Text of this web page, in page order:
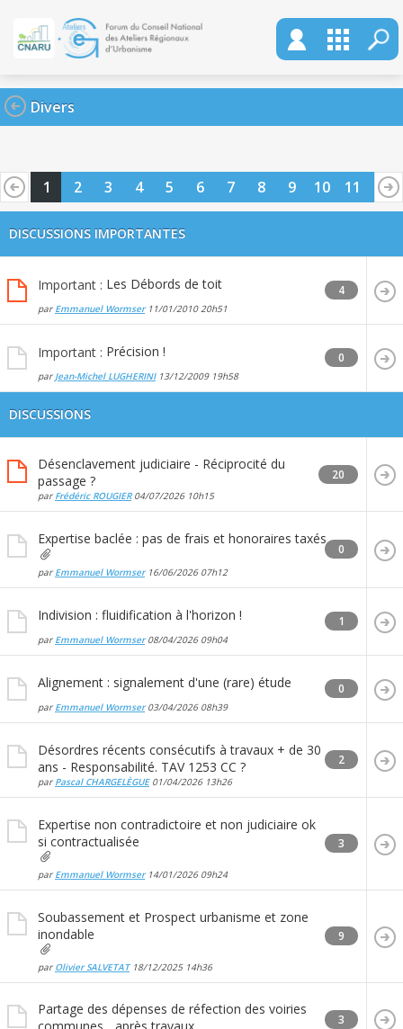
Divers
1 2 3 4 5 6 7 8 9 10 11
12
DISCUSSIONS IMPORTANTES
Important : Les Débords de toit
par Emmanuel Wormser11/01/2010 20h51
4
Important : Précision !
par Jean-Michel LUGHERINI13/12/2009 19h58
0
DISCUSSIONS
Désenclavement judiciaire - Réciprocité du
passage ?
par Frédéric ROUGIER04/07/2026 10h15
20
Expertise baclée : pas de frais et honoraires taxés
par Emmanuel Wormser16/06/2026 07h12
0
Indivision : fluidification à l'horizon !
par Emmanuel Wormser08/04/2026 09h04
1
Alignement : signalement d'une (rare) étude
par Emmanuel Wormser03/04/2026 08h39
0
Désordres récents consécutifs à travaux + de 30
ans - Responsabilité. TAV 1253 CC ?
par Pascal CHARGELÈGUE01/04/2026 13h26
2
Expertise non contradictoire et non judiciaire ok
si contractualisée
par Emmanuel Wormser14/01/2026 09h24
3
Soubassement et Prospect urbanisme et zone
inondable
par Olivier SALVETAT18/12/2025 14h36
9
Partage des dépenses de réfection des voiries
3